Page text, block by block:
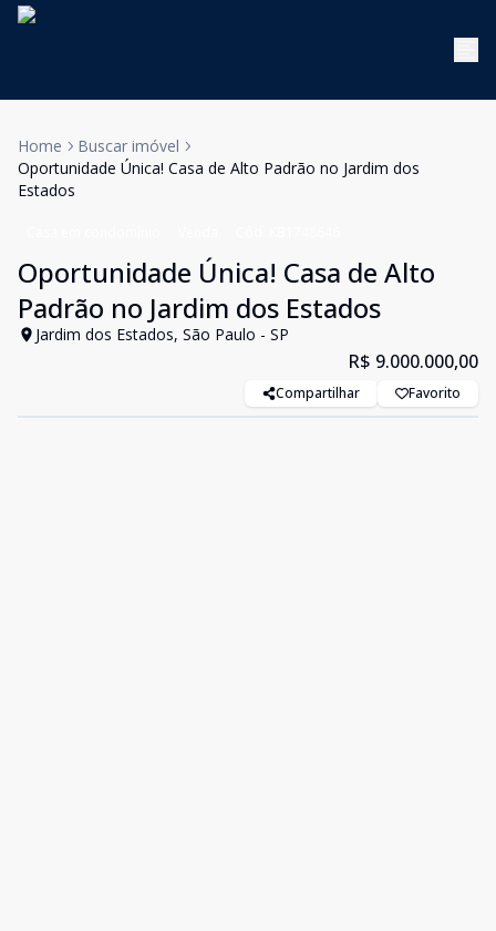
Home
Buscar imóvel
Oportunidade Única! Casa de Alto Padrão no Jardim dos
Estados
Oportunidade Única! Casa de Alto
Padrão no Jardim dos Estados
Jardim dos Estados, São Paulo - SP
R$ 9.000.000,00
Compartilhar Favorito